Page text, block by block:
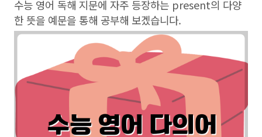
수능 영어 독해 지문에 자주 등장하는 present의 다양
한 뜻을 예문을 통해 공부해 보겠습니다.